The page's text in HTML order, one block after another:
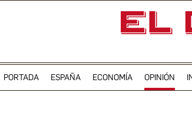
PORTADA ESPAÑA ECONOMÍA OPINIÓN